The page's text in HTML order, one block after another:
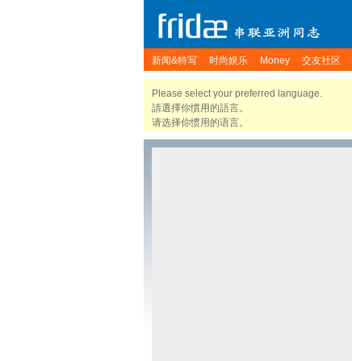
新闻&特写 时尚娱乐 Money 交友社区
Please select your preferred language.
請選擇你慣用的語言。
请选择你惯用的语言。